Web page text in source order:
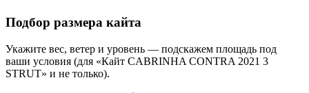
Подбор размера кайта
Укажите вес, ветер и уровень — подскажем площадь под
ваши условия (для «Кайт CABRINHA CONTRA 2021 3
STRUT» и не только).